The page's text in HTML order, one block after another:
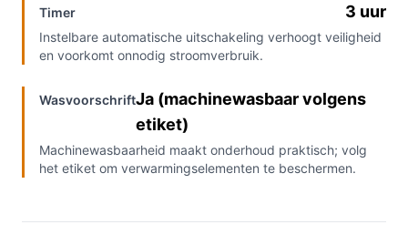
Timer 3 uur
Instelbare automatische uitschakeling verhoogt veiligheid
en voorkomt onnodig stroomverbruik.
WasvoorschriftJa (machinewasbaar volgens
etiket)
Machinewasbaarheid maakt onderhoud praktisch; volg
het etiket om verwarmingselementen te beschermen.